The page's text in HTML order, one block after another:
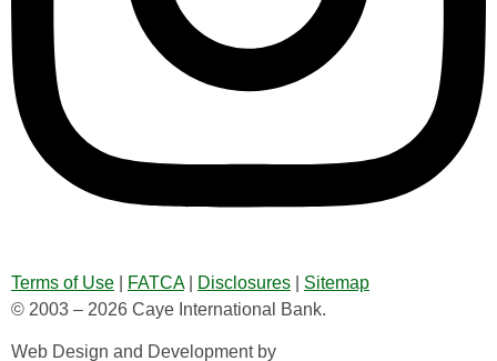
Terms of Use FATCA| Disclosures
Sitemap
© 2003 – 2026 Caye International Bank.
Web Design and Development by